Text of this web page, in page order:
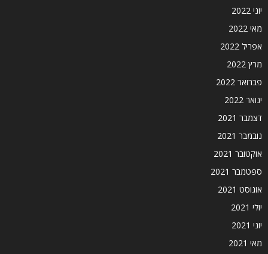
יוני 2022
מאי 2022
אפריל 2022
מרץ 2022
פברואר 2022
ינואר 2022
דצמבר 2021
נובמבר 2021
אוקטובר 2021
ספטמבר 2021
אוגוסט 2021
יולי 2021
יוני 2021
מאי 2021